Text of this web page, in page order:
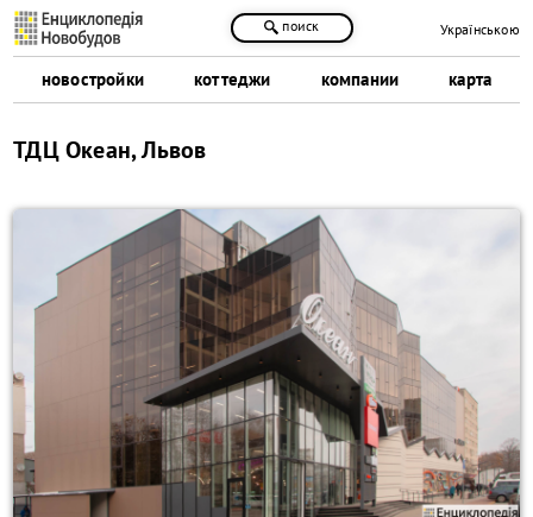
новостройки коттеджи компании карта
поиск Українською
ТДЦ Океан, Львов